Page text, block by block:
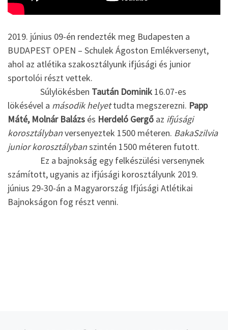
2019. június 09-én rendezték meg Budapesten a
BUDAPEST OPEN – Schulek Ágoston Emlékversenyt,
ahol az atlétika szakosztályunk ifjúsági és junior
sportolói részt vettek.
Súlylökésben Taután Dominik 16.07-es
lökésével a második helyettudta megszerezni. Papp
Máté, Molnár Balázs és Herdeló Gergő az ifjúsági
korosztálybanversenyeztek 1500 méteren. BakaSzilvia
junior korosztálybanszintén 1500 méteren futott.
Ez a bajnokság egy felkészülési versenynek
számított, ugyanis az ifjúsági korosztályunk 2019.
június 29-30-án a Magyarország Ifjúsági Atlétikai
Bajnokságon fog részt venni.